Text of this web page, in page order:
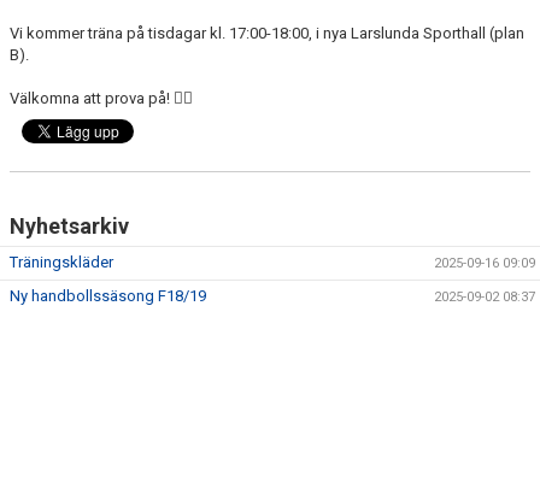
DOKUMENT
KONTAKT
Vi kommer träna på tisdagar kl. 17:00-18:00, i nya Larslunda Sporthall (plan
B).
Välkomna att prova på! 🤾‍♀️
Nyhetsarkiv
Träningskläder 2025-09-16 09:09
Ny handbollssäsong F18/19 2025-09-02 08:37